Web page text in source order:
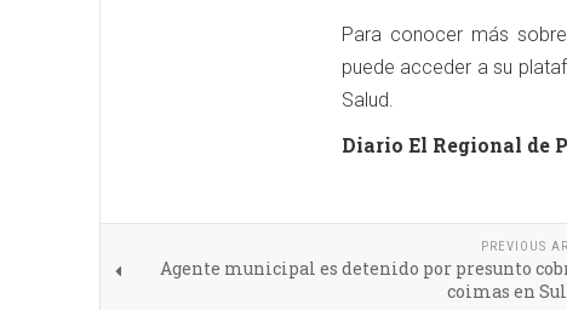
Para conocer más
puede acceder a su
Salud.
Diario El Regional de
PREVIOUS
Agente municipal es detenido por presunto
coimas en